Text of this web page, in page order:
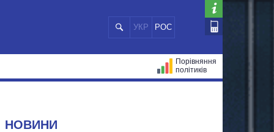
УКР РОС
Порівняння
політиків
НОВИНИ